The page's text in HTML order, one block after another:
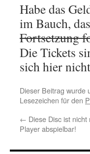
Habe das
im Bauch,
Fortsetzung
Die Tickets
sich hier
Dieser Beitrag wurde
Lesezeichen für den
← Diese Disc ist
Player abspielbar!